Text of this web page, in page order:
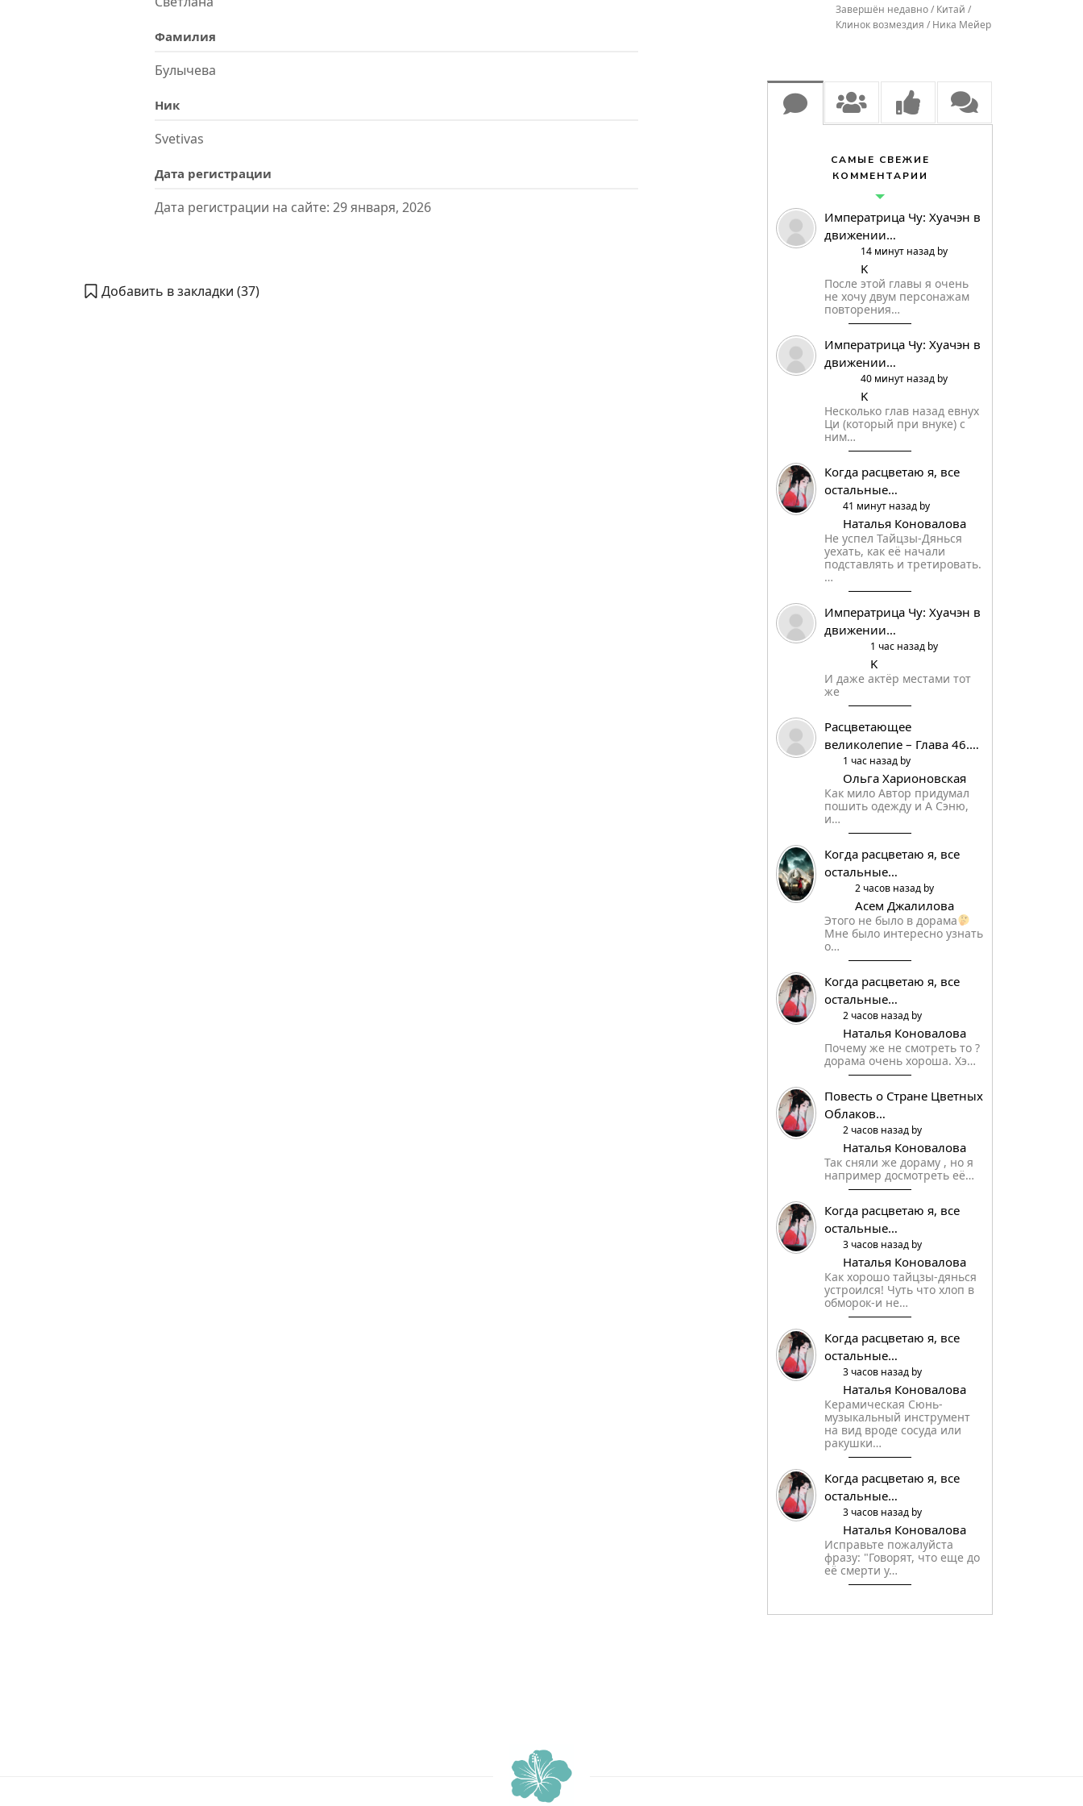
Фамилия
Булычева
Ник
Svetivas
Дата регистрации
Дата регистрации на сайте: 29 января, 2026
Добавить в закладки (37)
Завершён недавно / Китай /
Клинок возмездия / Ника Мейер
САМЫЕ СВЕЖИЕ
КОММЕНТАРИИ
Императрица Чу: Хуачэн в
движении…
14 минут назад by
K
После этой главы я очень
не хочу двум персонажам
повторения…
Императрица Чу: Хуачэн в
движении…
40 минут назад by
K
Несколько глав назад евнух
Ци (который при внуке) с
ним…
Когда расцветаю я, все
остальные…
41 минут назад by
Наталья Коновалова
Не успел Тайцзы-Дянься
уехать, как её начали
подставлять и третировать.
…
Императрица Чу: Хуачэн в
движении…
1 час назад by
K
И даже актёр местами тот
же
Расцветающее
великолепие – Глава 46.…
1 час назад by
Ольга Харионовская
Как мило Автор придумал
пошить одежду и А Сэню,
и…
Когда расцветаю я, все
остальные…
2 часов назад by
Aсем Джалилова
Этого не было в дорама
Мне было интересно узнать
о…
Когда расцветаю я, все
остальные…
2 часов назад by
Наталья Коновалова
Почему же не смотреть то ?
дорама очень хороша. Хэ…
Повесть о Стране Цветных
Облаков…
2 часов назад by
Наталья Коновалова
Так сняли же дораму , но я
например досмотреть её…
Когда расцветаю я, все
остальные…
3 часов назад by
Наталья Коновалова
Как хорошо тайцзы-дянься
устроился! Чуть что хлоп в
обморок-и не…
Когда расцветаю я, все
остальные…
3 часов назад by
Наталья Коновалова
Керамическая Сюнь-
музыкальный инструмент
на вид вроде сосуда или
ракушки…
Когда расцветаю я, все
остальные…
3 часов назад by
Наталья Коновалова
Исправьте пожалуйста
фразу: "Говорят, что еще до
её смерти у…